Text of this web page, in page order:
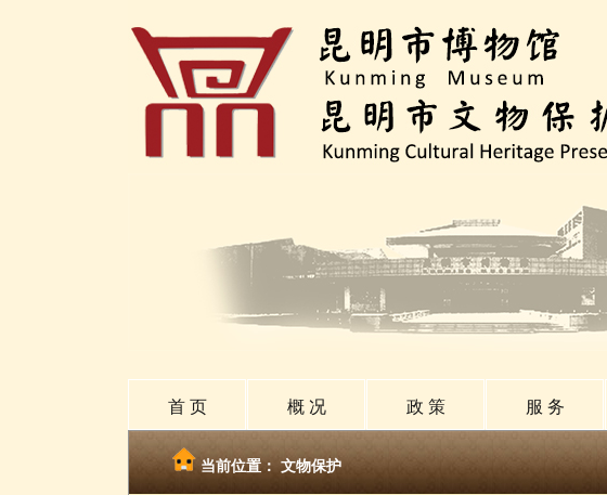
首 页 概 况 政 策 服 务
当前位置： 文物保护